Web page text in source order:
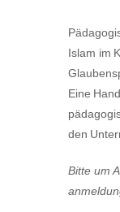
Islam im
Eine
den
Bitte um